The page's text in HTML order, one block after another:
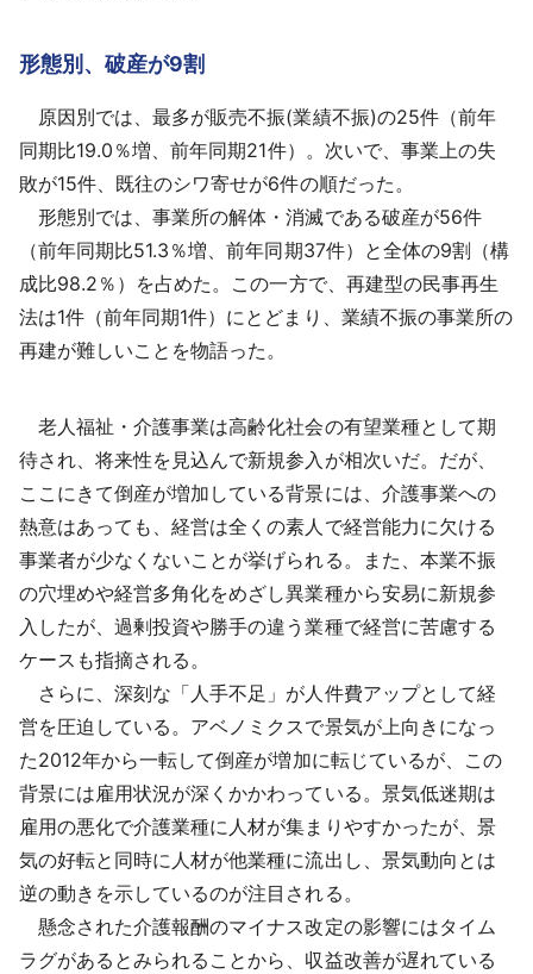
形態別、破産が9割
原因別では、最多が販売不振(業績不振)の25件（前年
同期比19.0％増、前年同期21件）。次いで、事業上の失
敗が15件、既往のシワ寄せが6件の順だった。
形態別では、事業所の解体・消滅である破産が56件
（前年同期比51.3％増、前年同期37件）と全体の9割（構
成比98.2％）を占めた。この一方で、再建型の民事再生
法は1件（前年同期1件）にとどまり、業績不振の事業所の
再建が難しいことを物語った。
老人福祉・介護事業は高齢化社会の有望業種として期
待され、将来性を見込んで新規参入が相次いだ。だが、
ここにきて倒産が増加している背景には、介護事業への
熱意はあっても、経営は全くの素人で経営能力に欠ける
事業者が少なくないことが挙げられる。また、本業不振
の穴埋めや経営多角化をめざし異業種から安易に新規参
入したが、過剰投資や勝手の違う業種で経営に苦慮する
ケースも指摘される。
さらに、深刻な「人手不足」が人件費アップとして経
営を圧迫している。アベノミクスで景気が上向きになっ
た2012年から一転して倒産が増加に転じているが、この
背景には雇用状況が深くかかわっている。景気低迷期は
雇用の悪化で介護業種に人材が集まりやすかったが、景
気の好転と同時に人材が他業種に流出し、景気動向とは
逆の動きを示しているのが注目される。
懸念された介護報酬のマイナス改定の影響にはタイム
ラグがあるとみられることから、収益改善が遅れている